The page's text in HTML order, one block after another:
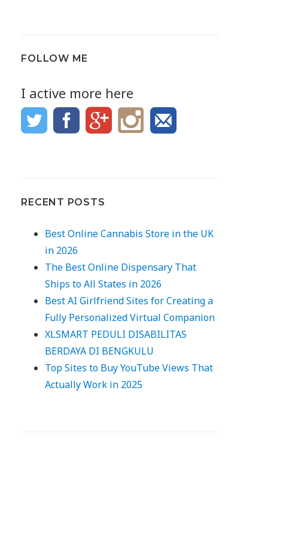
FOLLOW ME
I active more here
RECENT POSTS
Best Online Cannabis Store in the UK
in 2026
The Best Online Dispensary That
Ships to All States in 2026
Best AI Girlfriend Sites for Creating a
Fully Personalized Virtual Companion
XLSMART PEDULI DISABILITAS
BERDAYA DI BENGKULU
Top Sites to Buy YouTube Views That
Actually Work in 2025